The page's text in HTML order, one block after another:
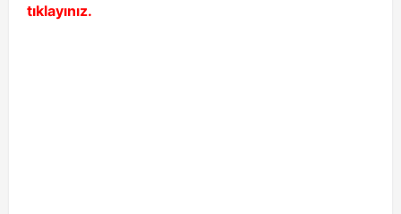
tıklayınız.